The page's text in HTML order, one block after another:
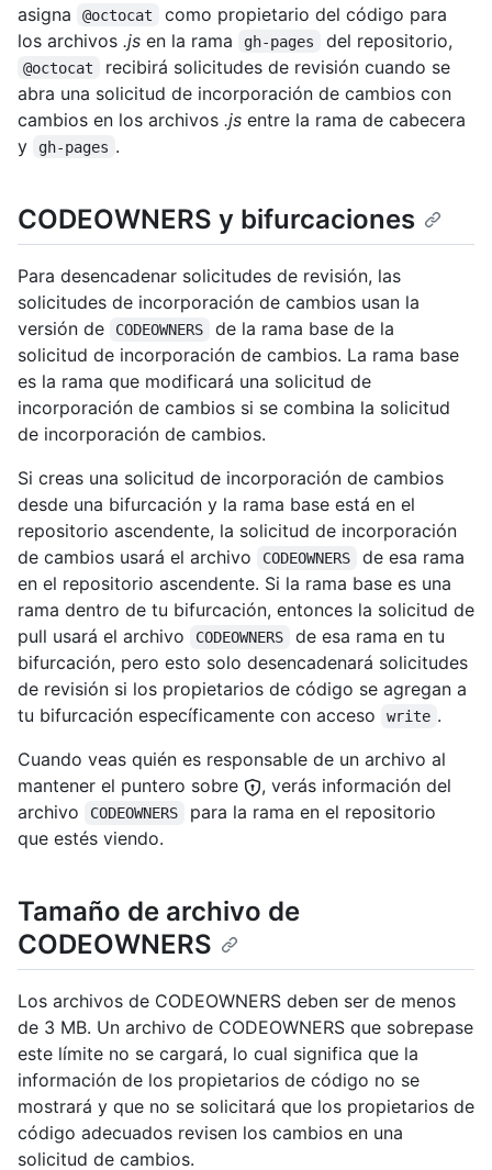
asigna @octocat
como propietario del código para
los archivos .js en la rama gh-pages del repositorio,
@octocat
recibirá solicitudes de revisión cuando se
abra una solicitud de incorporación de cambios con
cambios en los archivos .js entre la rama de cabecera
y
gh-pages .
CODEOWNERS y bifurcaciones
Para desencadenar solicitudes de revisión, las
solicitudes de incorporación de cambios usan la
versión de
CODEOWNERS
de la rama base de la
solicitud de incorporación de cambios. La rama base
es la rama que modificará una solicitud de
incorporación de cambios si se combina la solicitud
de incorporación de cambios.
Si creas una solicitud de incorporación de cambios
desde una bifurcación y la rama base está en el
repositorio ascendente, la solicitud de incorporación
de cambios usará el archivo
CODEOWNERS
de esa rama
en el repositorio ascendente. Si la rama base es una
rama dentro de tu bifurcación, entonces la solicitud de
pull usará el archivo
CODEOWNERS
de esa rama en tu
bifurcación, pero esto solo desencadenará solicitudes
de revisión si los propietarios de código se agregan a
tu bifurcación específicamente con acceso
write .
Cuando veas quién es responsable de un archivo al
mantener el puntero sobre
, verás información del
archivo
CODEOWNERS
para la rama en el repositorio
que estés viendo.
Tamaño de archivo de
CODEOWNERS
Los archivos de CODEOWNERS deben ser de menos
de 3 MB. Un archivo de CODEOWNERS que sobrepase
este límite no se cargará, lo cual significa que la
información de los propietarios de código no se
mostrará y que no se solicitará que los propietarios de
código adecuados revisen los cambios en una
solicitud de cambios.